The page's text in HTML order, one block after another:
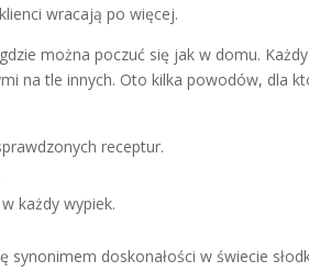
wracają po więcej.
można poczuć się jak w domu.
na tle innych. Oto kilka powodów, dla
receptur.
każdy wypiek.
synonimem doskonałości w świecie